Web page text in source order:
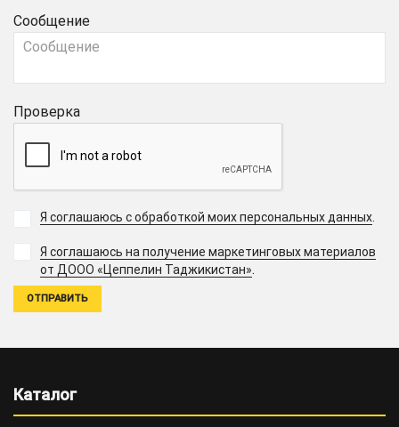
Сообщение
Проверка
Я соглашаюсь с обработкой моих персональных данных.
Я соглашаюсь на получение маркетинговых материалов
от ДООО «Цеппелин Таджикистан».
Каталог